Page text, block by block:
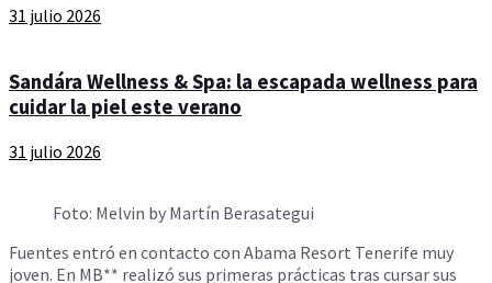
31 julio 2026
Sandára Wellness & Spa: la escapada wellness para
cuidar la piel este verano
31 julio 2026
Foto: Melvin by Martín Berasategui
Fuentes entró en contacto con Abama Resort Tenerife muy
joven. En MB** realizó sus primeras prácticas tras cursar sus